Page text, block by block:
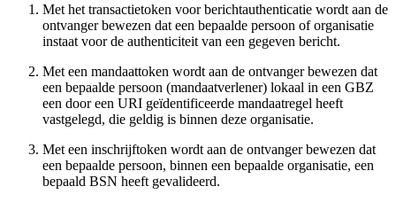
Met het transactietoken voor berichtauthenticatie wordt aan de
ontvanger bewezen dat een bepaalde persoon of organisatie
instaat voor de authenticiteit van een gegeven bericht.
Met een mandaattoken wordt aan de ontvanger bewezen dat
een bepaalde persoon (mandaatverlener) lokaal in een GBZ
een door een URI geïdentificeerde mandaatregel heeft
vastgelegd, die geldig is binnen deze organisatie.
Met een inschrijftoken wordt aan de ontvanger bewezen dat
een bepaalde persoon, binnen een bepaalde organisatie, een
bepaald BSN heeft gevalideerd.